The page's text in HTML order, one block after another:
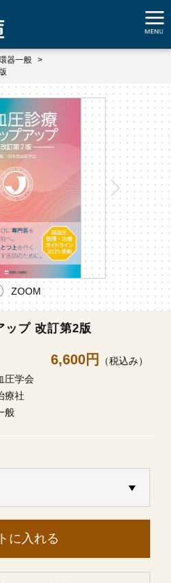
器一般
ZOOM
ップ 改訂第2版
6,600円
（税込み）
圧学会
療社
般
に入れる